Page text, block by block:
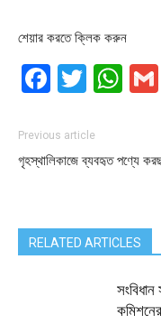
শেয়ার করতে ক্লিক করুন
Previous article
গৃহস্থালিকাজে ব্যবহৃত পণ্যে
RELATED ARTICLES